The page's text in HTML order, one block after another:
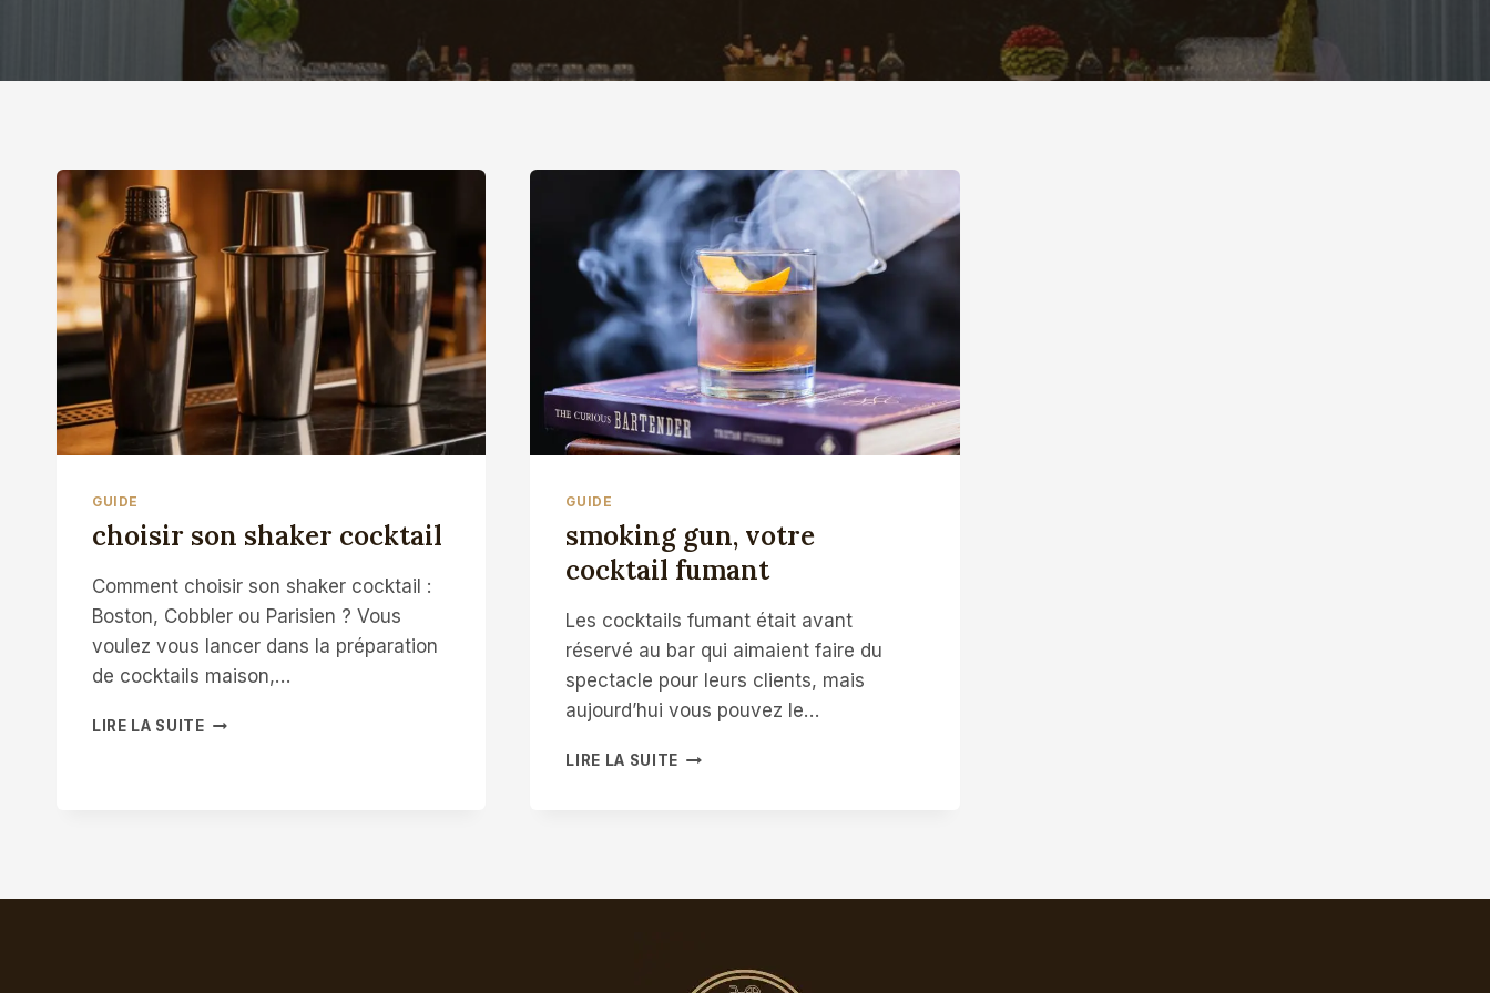
GUIDE
choisir son shaker cocktail
Comment choisir son shaker cocktail :
Boston, Cobbler ou Parisien ? Vous
voulez vous lancer dans la préparation
de cocktails maison,…
LIRE LA SUITECHOISIR
GUIDE
smoking gun, votre
cocktail fumant
Les cocktails fumant était avant
réservé au bar qui aimaient faire du
spectacle pour leurs clients, mais
aujourd’hui vous pouvez le…
LIRE LA SUITE SMOKING